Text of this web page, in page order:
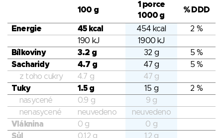
100 g
1 porce
1000 g
% DDD
Energie 45 kcal 454 kcal
2 %
190 kJ
1900 kJ
Bílkoviny
3.2 g 32 g
5 %
Sacharidy
4.7 g 47 g
5 %
z toho cukry
4.7 g
47 g
Tuky
1.5 g 15 g
2 %
nasycené
0.9 g
9 g
nenasycené
neuvedeno
neuvedeno
Vláknina
0 g
0 g
Sůl
0.12 g 1.2 g